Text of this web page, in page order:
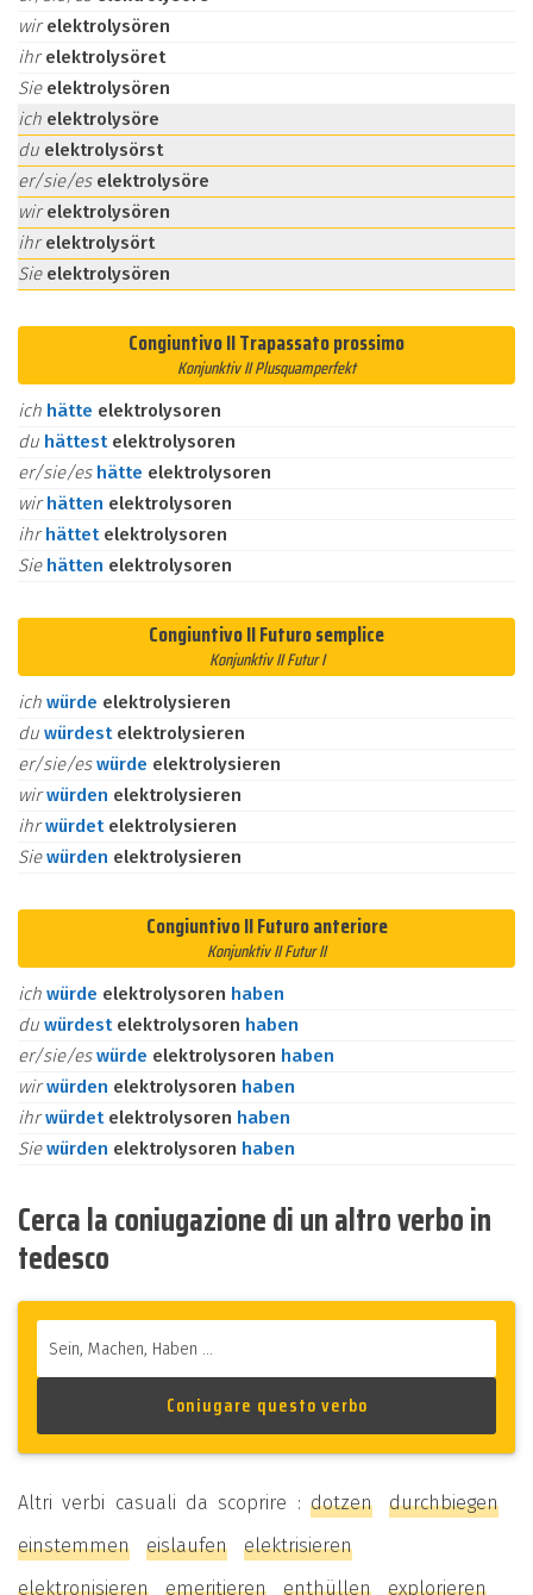
wirelektrolysören
ihrelektrolysöret
Sie elektrolysören
ich elektrolysöre
du elektrolysörst
er/sie/es elektrolysöre
wirelektrolysören
ihrelektrolysört
Sie elektrolysören
Congiuntivo II Trapassato prossimo
Konjunktiv II Plusquamperfekt
ich hätte elektrolysoren
du hättest elektrolysoren
er/sie/es hätte elektrolysoren
wirhätten elektrolysoren
ihrhättet elektrolysoren
Sie hätten elektrolysoren
Congiuntivo II Futuro semplice
Konjunktiv II Futur I
ich würde elektrolysieren
du würdest elektrolysieren
er/sie/eswürde elektrolysieren
wirwürden elektrolysieren
ihrwürdet elektrolysieren
Siewürden elektrolysieren
Congiuntivo II Futuro anteriore
Konjunktiv II Futur II
ich würde elektrolysoren haben
du würdest elektrolysoren haben
er/sie/eswürde elektrolysoren haben
wirwürden elektrolysoren haben
ihrwürdet elektrolysoren haben
Siewürden elektrolysoren haben
Cerca la coniugazione di un altro verbo in
tedesco
Altri verbi casuali da scoprire : dotzen
durchbiegen
einstemmen
eislaufen
elektrisieren
elektronisieren
emeritieren enthüllen explorieren